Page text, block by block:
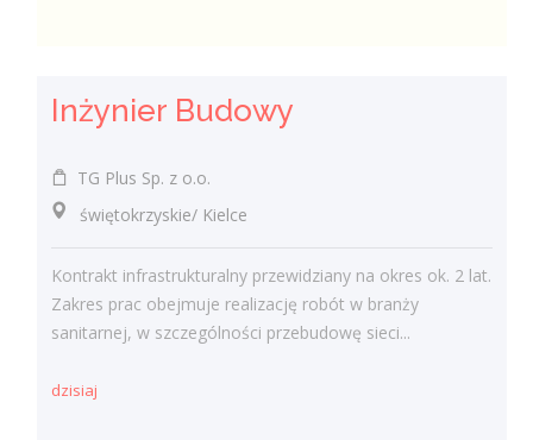
Inżynier Budowy
TG Plus Sp. z o.o.
świętokrzyskie/ Kielce
Kontrakt infrastrukturalny przewidziany na okres ok. 2 lat.
Zakres prac obejmuje realizację robót w branży
sanitarnej, w szczególności przebudowę sieci...
dzisiaj